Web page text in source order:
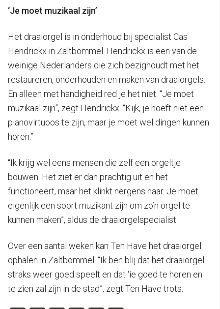
‘Je moet muzikaal zijn’
Het draaiorgel is in onderhoud bij specialist Cas
Hendrickx in Zaltbommel. Hendrickx is een van de
weinige Nederlanders die zich bezighoudt met het
restaureren, onderhouden en maken van draaiorgels.
En alleen met handigheid red je het niet. “Je moet
muzikaal zijn”, zegt Hendrickx. “Kijk, je hoeft niet een
pianovirtuoos te zijn, maar je moet wel dingen kunnen
horen.”
“Ik krijg wel eens mensen die zelf een orgeltje
bouwen. Het ziet er dan prachtig uit en het
functioneert, maar het klinkt nergens naar. Je moet
eigenlijk een soort muzikant zijn om zo’n orgel te
kunnen maken”, aldus de draaiorgelspecialist.
Over een aantal weken kan Ten Have het draaiorgel
ophalen in Zaltbommel. “Ik ben blij dat het draaiorgel
straks weer goed speelt en dat ‘ie goed te horen en
te zien zal zijn in de stad”, zegt Ten Have trots.